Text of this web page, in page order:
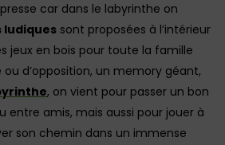
car dans le labyrinthe on
ludiques sont proposées à l’intérieur
jeux en bois pour toute la famille
d’opposition, un memory géant,
, on vient pour passer un bon
amis, mais aussi pour jouer à
son chemin dans un immense